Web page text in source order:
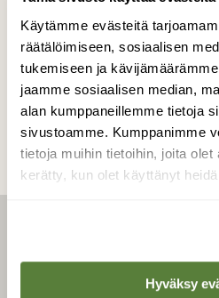
Käytämme evästeitä
räätälöimiseen, sosiaalisen
tukemiseen ja
jaamme sosiaalisen median,
alan kumppaneillemme tietoja
sivustoamme. Kumppanimme
tietoja muihin tietoihin, joita olet
kerätty, kun olet käyttänyt
Hyväksy
Kilpailun